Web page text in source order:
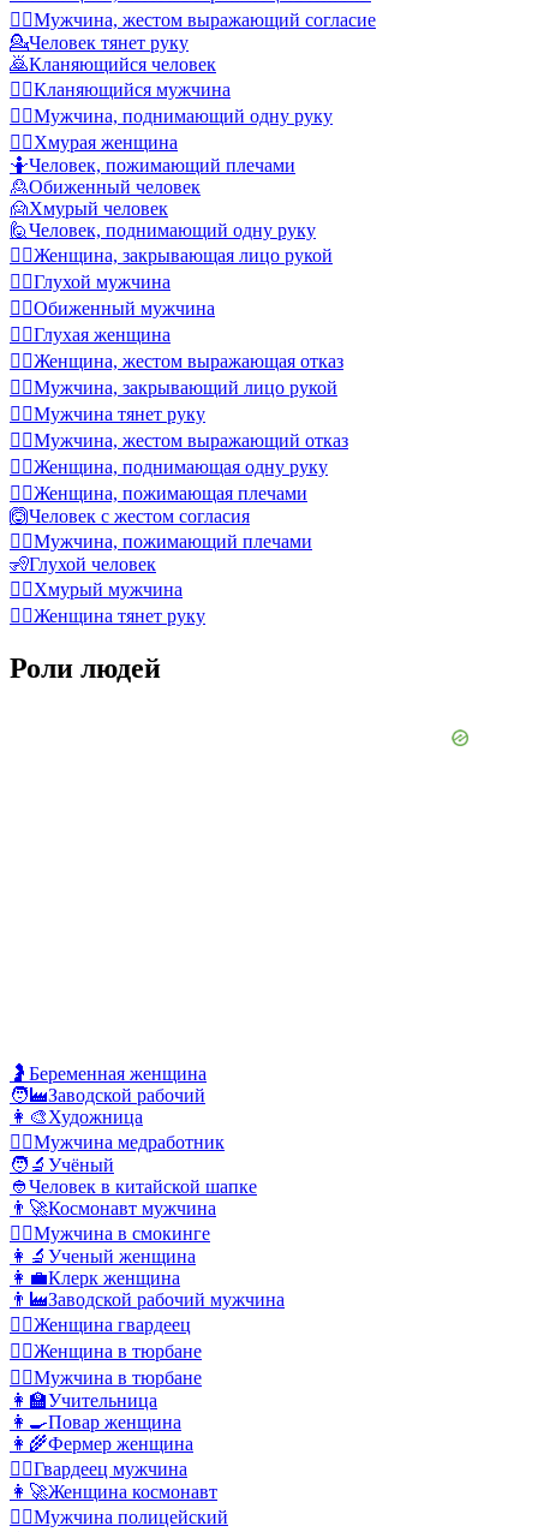
🙆‍♂️Мужчина, жестом выражающий согласие
💁Человек тянет руку
🙇Кланяющийся человек
🙇‍♂️Кланяющийся мужчина
🙋‍♂️Мужчина, поднимающий одну руку
🙍‍♀️Хмурая женщина
🤷Человек, пожимающий плечами
🙎Обиженный человек
🙍Хмурый человек
🙋Человек, поднимающий одну руку
🤦‍♀️Женщина, закрывающая лицо рукой
🧏‍♂️Глухой мужчина
🙎‍♂️Обиженный мужчина
🧏‍♀️Глухая женщина
🙅‍♀️Женщина, жестом выражающая отказ
🤦‍♂️Мужчина, закрывающий лицо рукой
💁‍♂️Мужчина тянет руку
🙅‍♂️Мужчина, жестом выражающий отказ
🙋‍♀️Женщина, поднимающая одну руку
🤷‍♀️Женщина, пожимающая плечами
🙆Человек с жестом согласия
🤷‍♂️Мужчина, пожимающий плечами
🧏Глухой человек
🙍‍♂️Хмурый мужчина
💁‍♀️Женщина тянет руку
Роли людей
🤰 Беременная женщина
🧑‍🏭Заводской рабочий
👩‍🎨Художница
👨‍⚕️Мужчина медработник
🧑‍🔬 Учёный
👲Человек в китайской шапке
👨‍🚀Космонавт мужчина
🤵‍♂️Мужчина в смокинге
👩‍🔬 Ученый женщина
👩‍💼Клерк женщина
👨‍🏭Заводской рабочий мужчина
💂‍♀️Женщина гвардеец
👳‍♀️Женщина в тюрбане
👳‍♂️Мужчина в тюрбане
👩‍🏫Учительница
👩‍🍳Повар женщина
👩‍🌾Фермер женщина
💂‍♂️Гвардеец мужчина
👩‍🚀Женщина космонавт
👮‍♂️Мужчина полицейский